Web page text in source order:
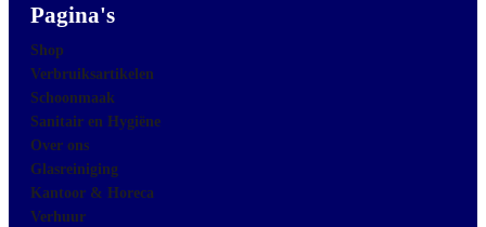
Pagina's
Shop
Verbruiksartikelen
Schoonmaak
Sanitair en Hygiëne
Over ons
Glasreiniging
Kantoor & Horeca
Verhuur